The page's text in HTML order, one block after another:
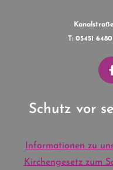
T: 05451
Schutz vor
Informationen zu
Kirchengesetz zum